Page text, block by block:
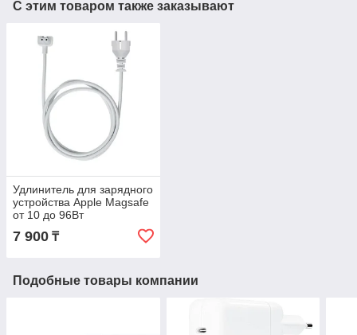
С этим товаром также заказывают
Удлинитель для зарядного
устройства Apple Magsafe
от 10 до 96Вт
7 900 ₸
Подобные товары компании